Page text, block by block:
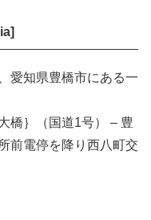
愛知県豊橋市にある一
橋｝（国道1号） – 豊
前電停を降り西八町交